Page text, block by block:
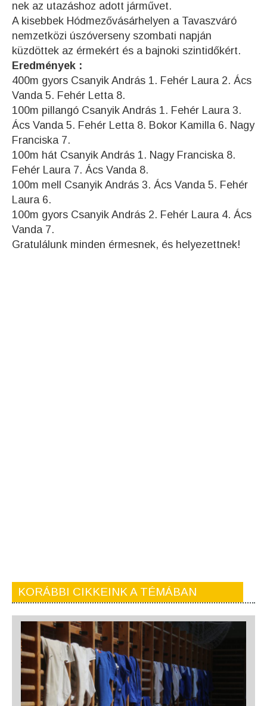
nek az utazáshoz adott járművet.
A kisebbek Hódmezővásárhelyen a Tavaszváró
nemzetközi úszóverseny szombati napján
küzdöttek az érmekért és a bajnoki szintidőkért.
Eredmények :
400m gyors Csanyik András 1. Fehér Laura 2. Ács
Vanda 5. Fehér Letta 8.
100m pillangó Csanyik András 1. Fehér Laura 3.
Ács Vanda 5. Fehér Letta 8. Bokor Kamilla 6. Nagy
Franciska 7.
100m hát Csanyik András 1. Nagy Franciska 8.
Fehér Laura 7. Ács Vanda 8.
100m mell Csanyik András 3. Ács Vanda 5. Fehér
Laura 6.
100m gyors Csanyik András 2. Fehér Laura 4. Ács
Vanda 7.
Gratulálunk minden érmesnek, és helyezettnek!
KORÁBBI CIKKEINK A TÉMÁBAN